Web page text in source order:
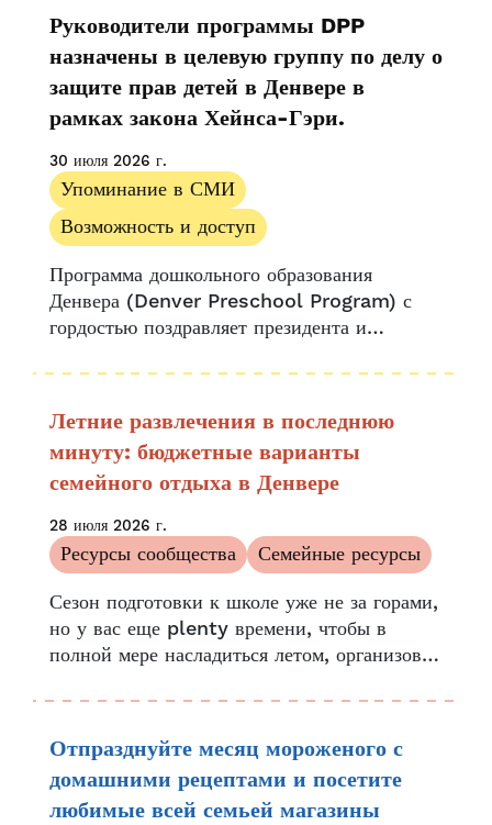
Исследовать
UPK Колорадо
вещей для вашего...
Руководители программы DPP
назначены в целевую группу по делу о
защите прав детей в Денвере в
рамках закона Хейнса-Гэри.
30 июля 2026 г.
Упоминание в СМИ
Возможность и доступ
Программа дошкольного образования
Денвера (Denver Preschool Program) с
гордостью поздравляет президента и
члена совета директоров DPP Лидию Прадо
Майком Джонстоном целевую группу по
вопросам ухода за детьми в рамках закона
Хейнса-Гэри...
Летние развлечения в последнюю
минуту: бюджетные варианты
семейного отдыха в Денвере
28 июля 2026 г.
Ресурсы сообщества
Семейные ресурсы
Сезон подготовки к школе уже не за горами,
но у вас еще plenty времени, чтобы в
полной мере насладиться летом, организовав
полон возможностей для жителей Денвера...
Отпразднуйте месяц мороженого с
домашними рецептами и посетите
любимые всей семьей магазины